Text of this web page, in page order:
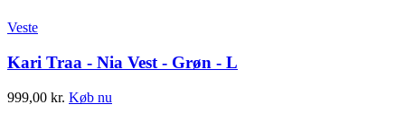
Veste
Kari Traa - Nia Vest - Grøn - L
999,00 kr. Køb nu